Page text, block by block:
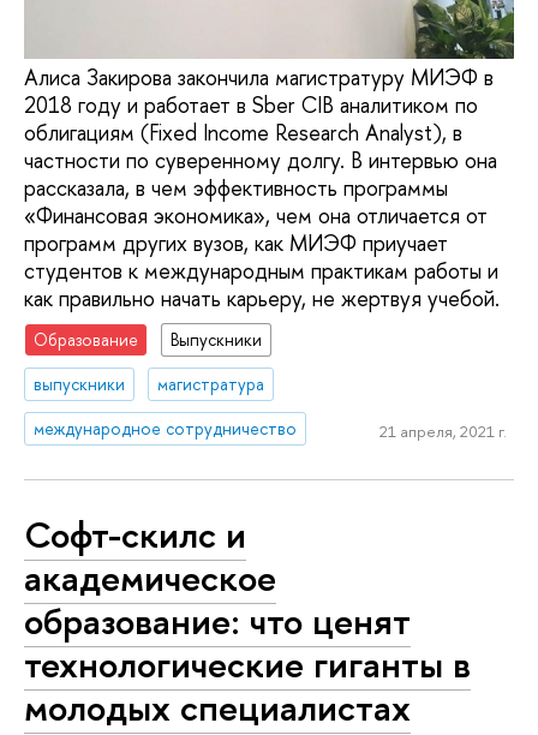
Алиса Закирова закончила магистратуру МИЭФ в
2018 году и работает в Sber CIB аналитиком по
облигациям (Fixed Income Research Analyst), в
частности по суверенному долгу. В интервью она
рассказала, в чем эффективность программы
«Финансовая экономика», чем она отличается от
программ других вузов, как МИЭФ приучает
студентов к международным практикам работы и
как правильно начать карьеру, не жертвуя учебой.
Образование
Выпускники
выпускники
магистратура
международное сотрудничество
21 апреля, 2021 г.
Софт-скилс и
академическое
образование: что ценят
технологические гиганты в
молодых специалистах